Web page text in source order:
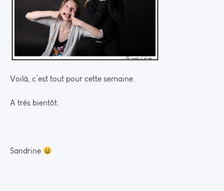
Voilà, c’est tout pour cette semaine.
A très bientôt.
Sandrine